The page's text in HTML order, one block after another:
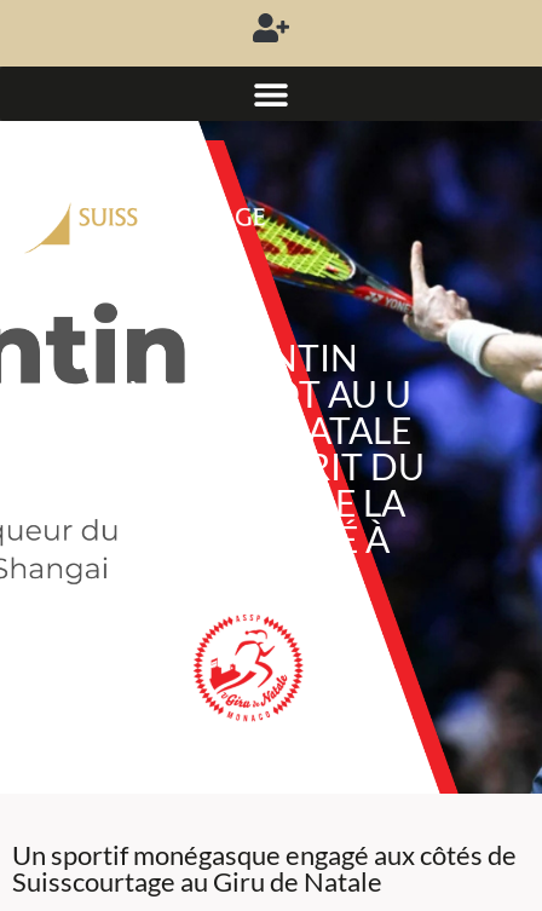
VALENTIN
VACHEROT AU U
GIRU DE NATALE
2025 : L’ESPRIT DU
SPORT ET DE LA
SOLIDARITÉ À
Un sportif monégasque engagé aux côtés de
Suisscourtage au Giru de Natale